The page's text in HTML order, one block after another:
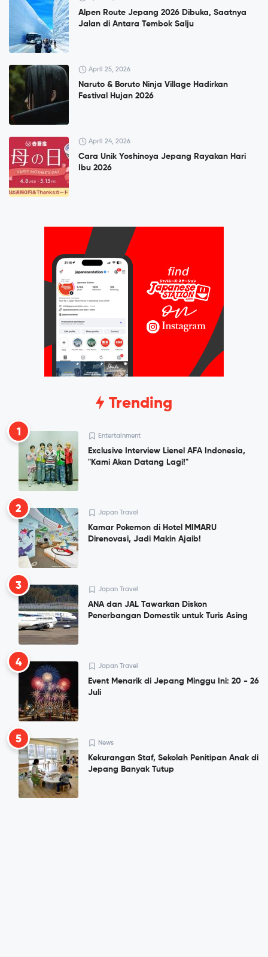
Alpen Route Jepang 2026 Dibuka, Saatnya
Jalan di Antara Tembok Salju
April 25, 2026
Naruto & Boruto Ninja Village Hadirkan
Festival Hujan 2026
April 24, 2026
Cara Unik Yoshinoya Jepang Rayakan Hari
Ibu 2026
Trending
1 Entertainment
Exclusive Interview Lienel AFA Indonesia,
"Kami Akan Datang Lagi!"
2 Japan Travel
Kamar Pokemon di Hotel MIMARU
Direnovasi, Jadi Makin Ajaib!
3 Japan Travel
ANA dan JAL Tawarkan Diskon
Penerbangan Domestik untuk Turis Asing
4 Japan Travel
Event Menarik di Jepang Minggu Ini: 20 - 26
Juli
5 News
Kekurangan Staf, Sekolah Penitipan Anak di
Jepang Banyak Tutup